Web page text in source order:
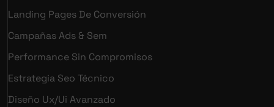
Landing Pages De Conversión
Campañas Ads & Sem
Performance Sin Compromisos
Estrategia Seo Técnico
Diseño Ux/ui Avanzado